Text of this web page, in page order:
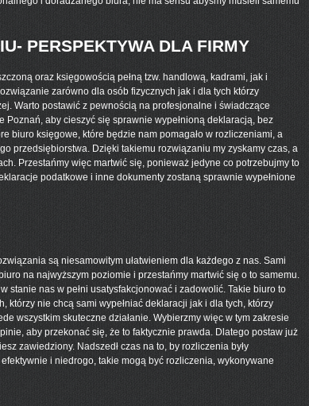
PERSPEKTYWA DLA FIRMY
oraz księgowością pełną tzw. handlową, kadrami, jak i
zarówno dla osób fizycznych jak i dla tych którzy
Warto postawić z pewnością na profesjonalne i świadczące
aby cieszyć się sprawnie wypełnioną deklaracją, bez
biuro księgowe, które będzie nam pomagało w rozliczeniami, a
przedsiębiorstwa. Dzięki takiemu rozwiązaniu my zyskamy czas, a
Przestańmy więc martwić się, ponieważ jedyne co potrzebujmy to
podatkowe i inne dokumenty zostaną sprawnie wypełnione
są niesamowitym ułatwieniem dla każdego z nas. Sami
na najwyższym poziomie i przestańmy martwić się o to samemu.
stanie nas w pełni usatysfakcjonować i zadowolić. Takie biuro to
którzy nie chcą sami wypełniać deklaracji jak i dla tych, którzy
wszystkim skuteczne działanie. Wybierzmy więc w tym zakresie
aby przekonać się, że to faktycznie prawda. Dlatego postaw już
zawiedziony. Nadszedł czas na to, by rozliczenia były
i niedrogo, takie mogą być rozliczenia, wykonywane